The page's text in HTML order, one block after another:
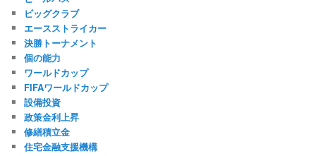
ビッグクラブ
エースストライカー
決勝トーナメント
個の能力
ワールドカップ
FIFAワールドカップ
設備投資
政策金利上昇
修繕積立金
住宅金融支援機構